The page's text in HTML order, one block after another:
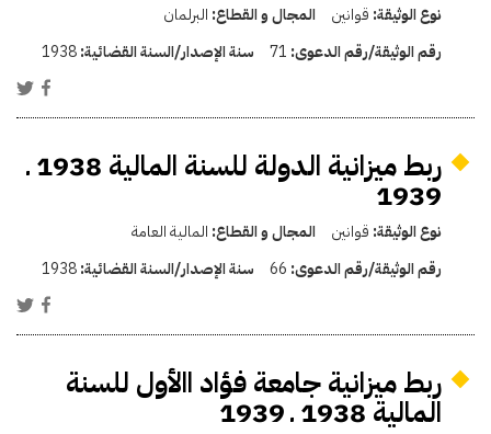
نوع الوثيقة: قوانين المجال و القطاع: البرلمان
رقم الوثيقة/رقم الدعوى: 71 سنة الإصدار/السنة القضائية:1938
ربط ميزانية الدولة للسنة المالية 1938 ـ
1939
نوع الوثيقة: قوانين المجال و القطاع: المالية العامة
رقم الوثيقة/رقم الدعوى: 66 سنة الإصدار/السنة القضائية:1938
ربط ميزانية جامعة فؤاد االأول للسنة
المالية 1938 ـ 1939